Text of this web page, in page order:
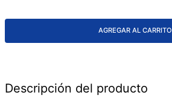
AGREGAR AL CARRITO
Descripción del producto